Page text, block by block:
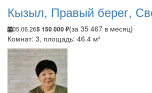
Кызыл, Правый берег,
05.06.265 150 000 ₽(за 35 467 в месяц)
Комнат: 3, площадь: 46.4 м²